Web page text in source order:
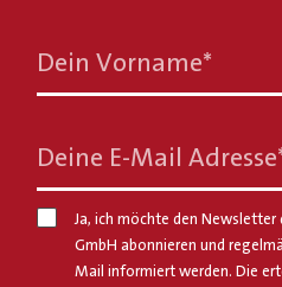
Dein Vorname*
Deine E-Mail Adresse
Ja, ich möchte den
GmbH abonnieren und
Mail informiert werden. Die